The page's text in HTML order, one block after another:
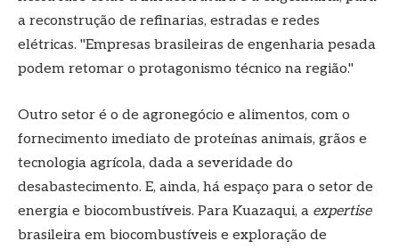
a reconstrução de refinarias, estradas e redes
elétricas. "Empresas brasileiras de engenharia pesada
podem retomar o protagonismo técnico na região."
Outro setor é o de agronegócio e alimentos, com o
fornecimento imediato de proteínas animais, grãos e
tecnologia agrícola, dada a severidade do
desabastecimento. E, ainda, há espaço para o setor de
energia e biocombustíveis. Para Kuazaqui, a expertise
brasileira em biocombustíveis e exploração de